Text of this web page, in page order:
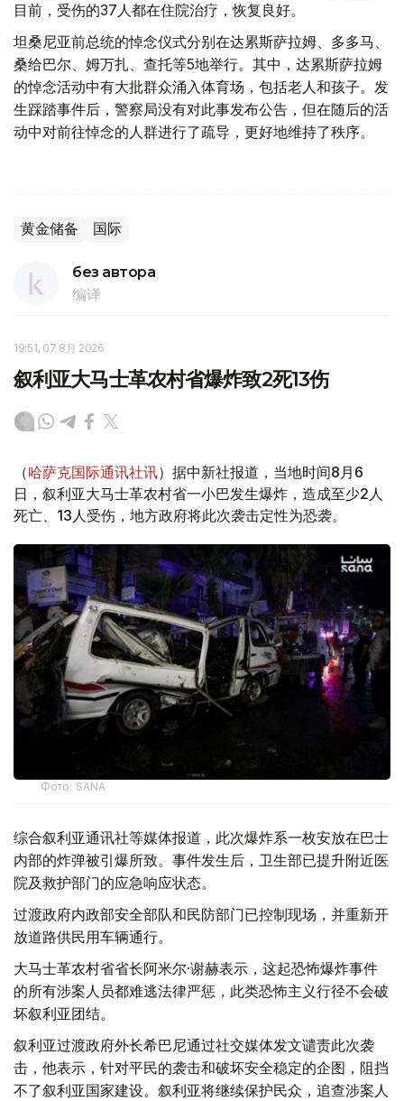
目前，受伤的37人都在住院治疗，恢复良好。
坦桑尼亚前总统的悼念仪式分别在达累斯萨拉姆、多多马、
桑给巴尔、姆万扎、查托等5地举行。其中，达累斯萨拉姆
的悼念活动中有大批群众涌入体育场，包括老人和孩子。发
生踩踏事件后，警察局没有对此事发布公告，但在随后的活
动中对前往悼念的人群进行了疏导，更好地维持了秩序。
黄金储备 国际
без автора
编译
19:51, 07 8月 2026
叙利亚大马士革农村省爆炸致2死13伤
（哈萨克国际通讯社讯）据中新社报道，当地时间8月6
日，叙利亚大马士革农村省一小巴发生爆炸，造成至少2人
死亡、13人受伤，地方政府将此次袭击定性为恐袭。
Фото: SANA
综合叙利亚通讯社等媒体报道，此次爆炸系一枚安放在巴士
内部的炸弹被引爆所致。事件发生后，卫生部已提升附近医
院及救护部门的应急响应状态。
过渡政府内政部安全部队和民防部门已控制现场，并重新开
放道路供民用车辆通行。
大马士革农村省省长阿米尔·谢赫表示，这起恐怖爆炸事件
的所有涉案人员都难逃法律严惩，此类恐怖主义行径不会破
坏叙利亚团结。
叙利亚过渡政府外长希巴尼通过社交媒体发文谴责此次袭
击，他表示，针对平民的袭击和破坏安全稳定的企图，阻挡
不了叙利亚国家建设。叙利亚将继续保护民众，追查涉案人